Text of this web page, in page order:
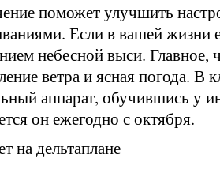
поможет улучшить
Если в вашей жизни
небесной выси.
ветра и ясная погода.
аппарат, обучившись у
он ежегодно с октября.